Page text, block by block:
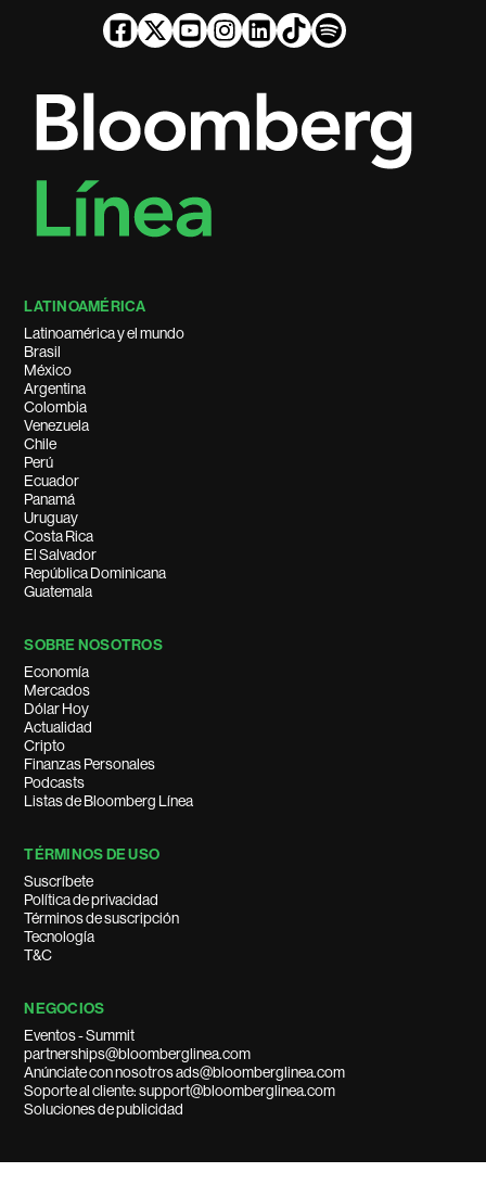
LATINOAMÉRICA
Latinoamérica y el mundo
Brasil
México
Argentina
Colombia
Venezuela
Chile
Perú
Ecuador
Panamá
Uruguay
Costa Rica
El Salvador
República Dominicana
Guatemala
SOBRE NOSOTROS
Economía
Mercados
Dólar Hoy
Actualidad
Cripto
Finanzas Personales
Podcasts
Listas de Bloomberg Línea
TÉRMINOS DE USO
Suscríbete
Política de privacidad
Términos de suscripción
Tecnología
T&C
NEGOCIOS
Eventos - Summit
partnerships@bloomberglinea.com
Anúnciate con nosotros ads@bloomberglinea.com
Soporte al cliente: support@bloomberglinea.com
Soluciones de publicidad